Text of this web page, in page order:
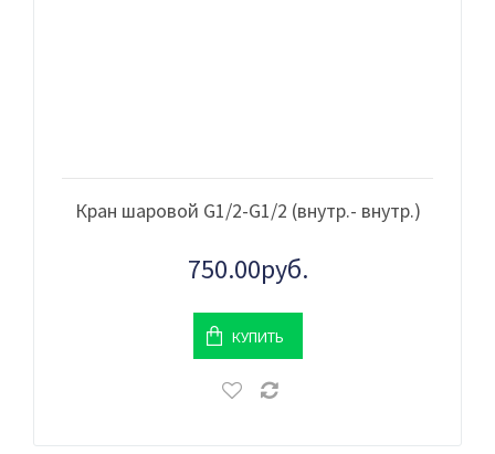
Кран шаровой G1/2-G1/2 (внутр.- внутр.)
750.00руб.
КУПИТЬ